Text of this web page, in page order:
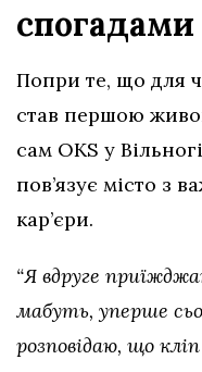
спогадами
Попри те, що для
став першою
сам OKS у
пов’язує місто з
кар’єри.
“Я вдруге
мабуть, уперше
розповідаю, що